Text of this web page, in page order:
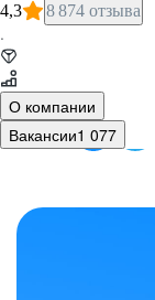
4,3 8 874 отзыва
·
О компании
Вакансии1 077